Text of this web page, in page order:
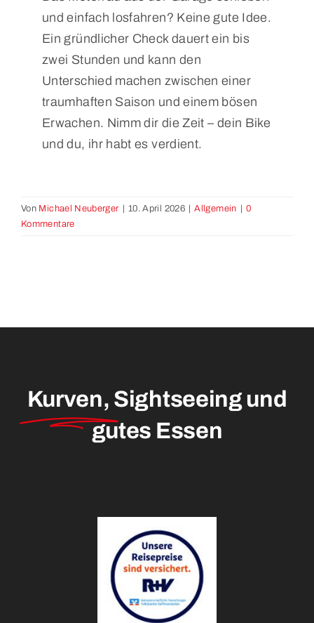
und einfach losfahren? Keine gute Idee.
Ein gründlicher Check dauert ein bis
zwei Stunden und kann den
Unterschied machen zwischen einer
traumhaften Saison und einem bösen
Erwachen. Nimm dir die Zeit – dein Bike
und du, ihr habt es verdient.
Von Michael Neuberger 10. April 2026 Allgemein
0
Kommentare
Kurven, Sightseeing und
gutes Essen